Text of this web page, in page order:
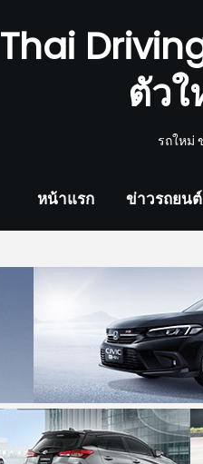
Thai
ตัว
รถใหม่
หน้าแรก ข่าวรถยนต์